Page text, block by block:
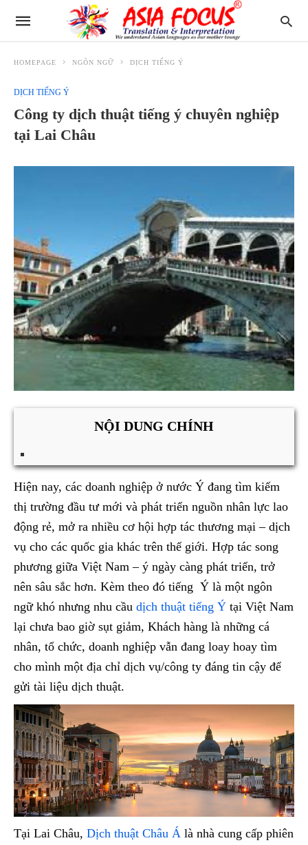
HOMEPAGE NGÔN NGỮ DỊCH TIẾNG Ý
DỊCH TIẾNG Ý
Công ty dịch thuật tiếng ý chuyên nghiệp
tại Lai Châu
NỘI DUNG CHÍNH
Hiện nay, các doanh nghiệp ở nước Ý đang tìm kiếm
thị trường đầu tư mới và phát triển nguồn nhân lực lao
động rẻ, mở ra nhiều cơ hội hợp tác thương mại – dịch
vụ cho các quốc gia khác trên thế giới. Hợp tác song
phương giữa Việt Nam – ý ngày càng phát triển, trở
nên sâu sắc hơn. Kèm theo đó tiếng Ý là một ngôn
ngữ khó nhưng nhu cầu dịch thuật tiếng Ý tại Việt Nam
lại chưa bao giờ sụt giảm, Khách hàng là những cá
nhân, tổ chức, doanh nghiệp vẫn đang loay hoay tìm
cho mình một địa chỉ dịch vụ/công ty đáng tin cậy để
gửi tài liệu dịch thuật.
Tại Lai Châu, Dịch thuật Châu Á là nhà cung cấp phiên